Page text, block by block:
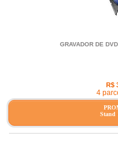
GRAVADOR DE
R$
4
Stand